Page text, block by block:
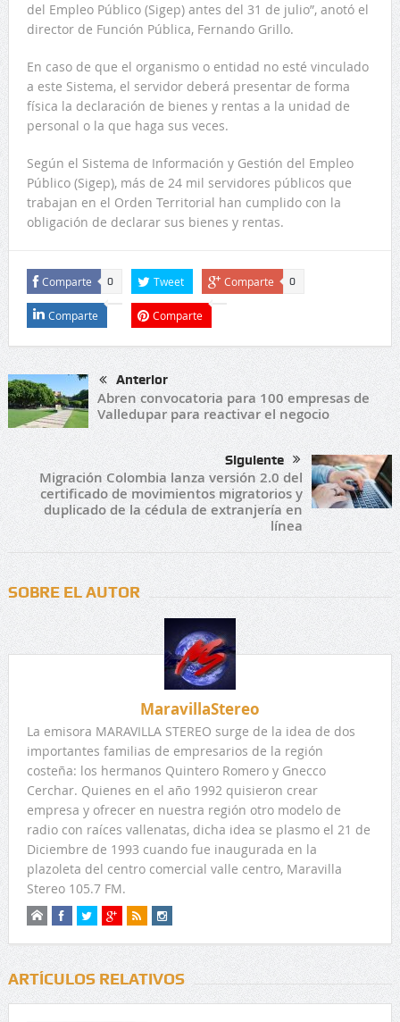
del Empleo Público (Sigep) antes del 31 de julio”, anotó el
director de Función Pública, Fernando Grillo.
En caso de que el organismo o entidad no esté vinculado
a este Sistema, el servidor deberá presentar de forma
física la declaración de bienes y rentas a la unidad de
personal o la que haga sus veces.
Según el Sistema de Información y Gestión del Empleo
Público (Sigep), más de 24 mil servidores públicos que
trabajan en el Orden Territorial han cumplido con la
obligación de declarar sus bienes y rentas.
Comparte 0 Tweet Comparte 0
Comparte Comparte
Anterior
Abren convocatoria para 100 empresas de
Valledupar para reactivar el negocio
Siguiente
Migración Colombia lanza versión 2.0 del
certificado de movimientos migratorios y
duplicado de la cédula de extranjería en
línea
SOBRE EL AUTOR
MaravillaStereo
La emisora MARAVILLA STEREO surge de la idea de dos
importantes familias de empresarios de la región
costeña: los hermanos Quintero Romero y Gnecco
Cerchar. Quienes en el año 1992 quisieron crear
empresa y ofrecer en nuestra región otro modelo de
radio con raíces vallenatas, dicha idea se plasmo el 21 de
Diciembre de 1993 cuando fue inaugurada en la
plazoleta del centro comercial valle centro, Maravilla
Stereo 105.7 FM.
ARTÍCULOS RELATIVOS